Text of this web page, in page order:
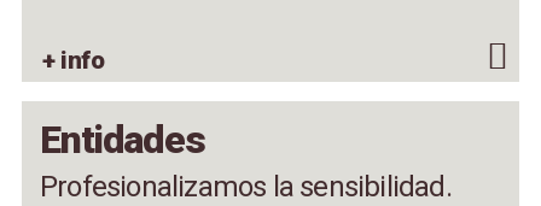
+ info
Entidades
Profesionalizamos la sensibilidad.